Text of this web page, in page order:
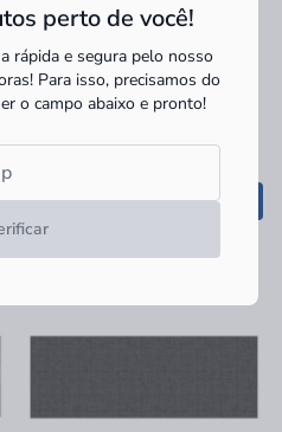
perto de você!
rápida e segura pelo nosso
Para isso, precisamos do
o campo abaixo e pronto!
Passadeira Kapazi Antiderrapante
Adicionar